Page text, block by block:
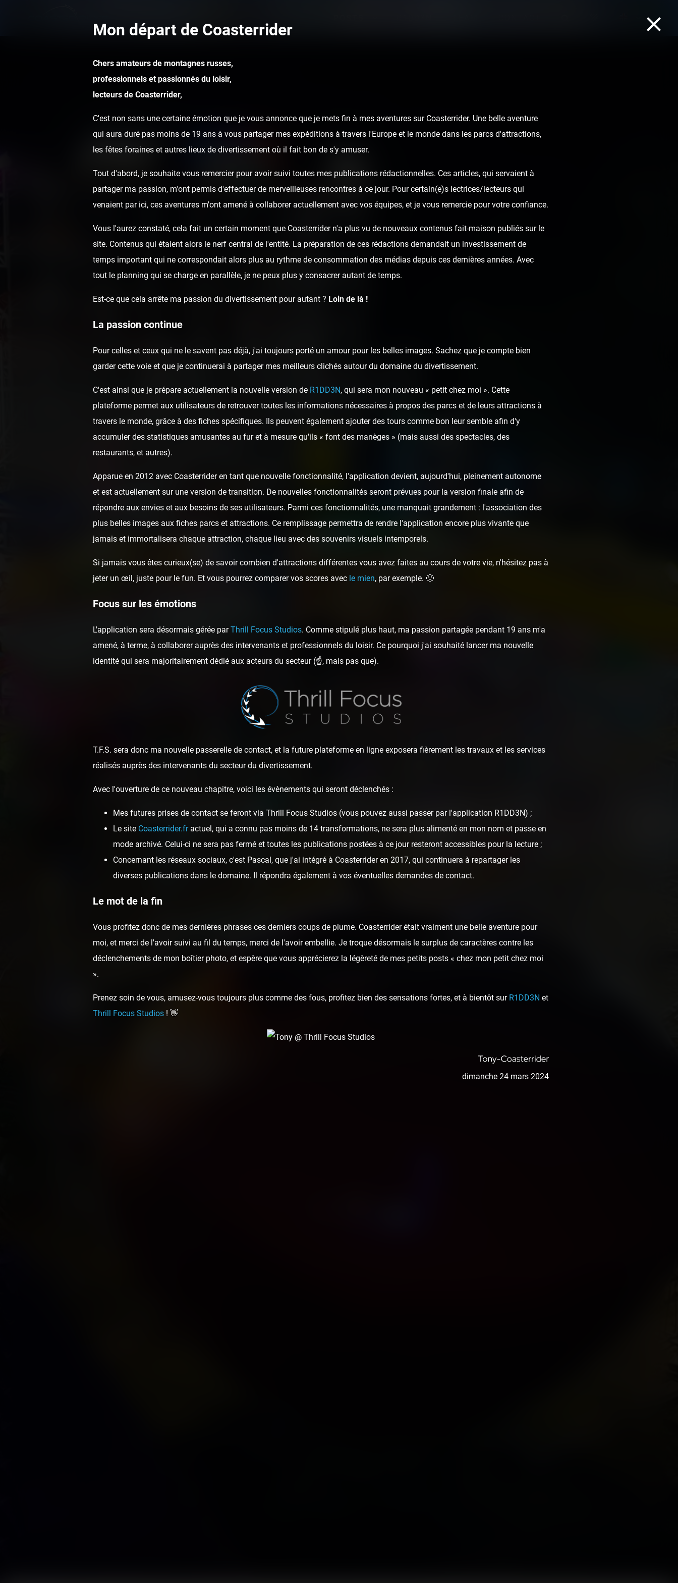
MedocaPark : un nouveau Luna Park
Mon départ de Coasterrider
Chers amateurs de montagnes russes,
professionnels et passionnés du loisir,
lecteurs de Coasterrider,
C'est non sans une certaine émotion que je vous annonce que je mets fin à mes aventures sur Coasterrider. Une belle aventure
qui aura duré pas moins de 19 ans à vous partager mes expéditions à travers l'Europe et le monde dans les parcs d'attractions,
les fêtes foraines et autres lieux de divertissement où il fait bon de s'y amuser.
Tout d'abord, je souhaite vous remercier pour avoir suivi toutes mes publications rédactionnelles. Ces articles, qui servaient à
partager ma passion, m'ont permis d'effectuer de merveilleuses rencontres à ce jour. Pour certain(e)s lectrices/lecteurs qui
venaient par ici, ces aventures m'ont amené à collaborer actuellement avec vos équipes, et je vous remercie pour votre confiance.
Vous l'aurez constaté, cela fait un certain moment que Coasterrider n'a plus vu de nouveaux contenus fait-maison publiés sur le
site. Contenus qui étaient alors le nerf central de l'entité. La préparation de ces rédactions demandait un investissement de
temps important qui ne correspondait alors plus au rythme de consommation des médias depuis ces dernières années. Avec
tout le planning qui se charge en parallèle, je ne peux plus y consacrer autant de temps.
Est-ce que cela arrête ma passion du divertissement pour autant ? Loin de là !
La passion continue
Pour celles et ceux qui ne le savent pas déjà, j'ai toujours porté un amour pour les belles images. Sachez que je compte bien
garder cette voie et que je continuerai à partager mes meilleurs clichés autour du domaine du divertissement.
C'est ainsi que je prépare actuellement la nouvelle version de R1DD3N, qui sera mon nouveau « petit chez moi ». Cette
plateforme permet aux utilisateurs de retrouver toutes les informations nécessaires à propos des parcs et de leurs attractions à
travers le monde, grâce à des fiches spécifiques. Ils peuvent également ajouter des tours comme bon leur semble afin d'y
accumuler des statistiques amusantes au fur et à mesure qu'ils « font des manèges » (mais aussi des spectacles, des
restaurants, et autres).
Apparue en 2012 avec Coasterrider en tant que nouvelle fonctionnalité, l'application devient, aujourd'hui, pleinement autonome
et est actuellement sur une version de transition. De nouvelles fonctionnalités seront prévues pour la version finale afin de
répondre aux envies et aux besoins de ses utilisateurs. Parmi ces fonctionnalités, une manquait grandement : l'association des
plus belles images aux fiches parcs et attractions. Ce remplissage permettra de rendre l'application encore plus vivante que
jamais et immortalisera chaque attraction, chaque lieu avec des souvenirs visuels intemporels.
Si jamais vous êtes curieux(se) de savoir combien d'attractions différentes vous avez faites au cours de votre vie, n'hésitez pas à
jeter un œil, juste pour le fun. Et vous pourrez comparer vos scores avec le mien, par exemple. 🙂
Focus sur les émotions
L'application sera désormais gérée parThrill Focus Studios. Comme stipulé plus haut, ma passion partagée pendant 19 ans m'a
amené, à terme, à collaborer auprès des intervenants et professionnels du loisir. Ce pourquoi j'ai souhaité lancer ma nouvelle
identité qui sera majoritairement dédié aux acteurs du secteur (☝️, mais pas que).
T.F.S. sera donc ma nouvelle passerelle de contact, et la future plateforme en ligne exposera fièrement les travaux et les services
réalisés auprès des intervenants du secteur du divertissement.
Avec l'ouverture de ce nouveau chapitre, voici les évènements qui seront déclenchés :
Mes futures prises de contact se feront via Thrill Focus Studios (vous pouvez aussi passer par l'application R1DD3N) ;
Le site Coasterrider.fractuel, qui a connu pas moins de 14 transformations, ne sera plus alimenté en mon nom et passe en
mode archivé. Celui-ci ne sera pas fermé et toutes les publications postées à ce jour resteront accessibles pour la lecture ;
Concernant les réseaux sociaux, c'est Pascal, que j'ai intégré à Coasterrider en 2017, qui continuera à repartager les
diverses publications dans le domaine. Il répondra également à vos éventuelles demandes de contact.
Le mot de la fin
Vous profitez donc de mes dernières phrases ces derniers coups de plume. Coasterrider était vraiment une belle aventure pour
moi, et merci de l'avoir suivi au fil du temps, merci de l'avoir embellie. Je troque désormais le surplus de caractères contre les
déclenchements de mon boîtier photo, et espère que vous apprécierez la légèreté de mes petits posts « chez mon petit chez moi
».
Prenez soin de vous, amusez-vous toujours plus comme des fous, profitez bien des sensations fortes, et à bientôt sur R1DD3N et
Thrill Focus Studios ! 👋
dimanche 24 mars 2024